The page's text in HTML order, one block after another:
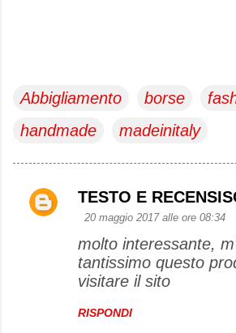
Abbigliamento borse
handmade
madeinitaly
C
TESTO E
20 maggio 2017 alle ore 08:34
molto interessante,
tantissimo questo
visitare il sito
RISPONDI